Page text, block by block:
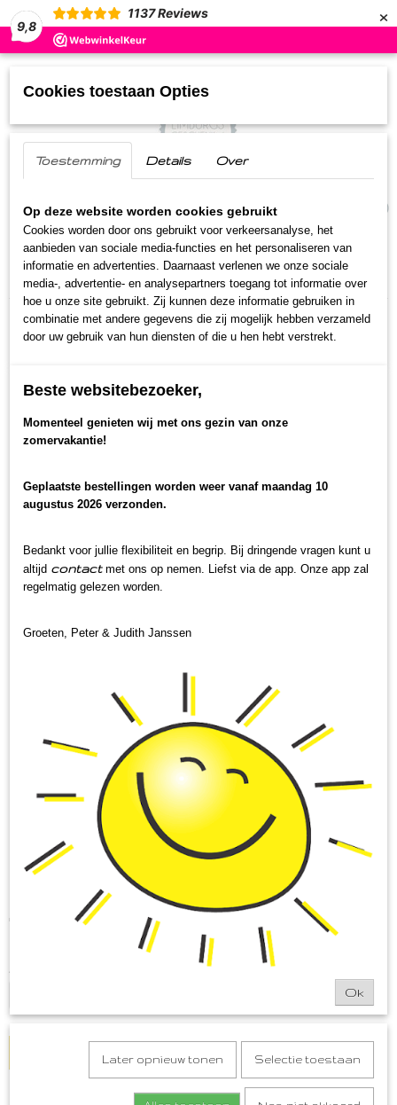
9,8
1137 Reviews ×
(0)
Home >Streekproducten Oud Hollands snoep
Roomboterwafels
Roomboterwafels
€ 2,75 (inclusief btw 9%)
- Levertijd binnen 1 a 2 werkdagen
IN WINKELWAGEN
Cookies toestaan Opties
Toestemming Details Over
Op deze website worden cookies gebruikt
Cookies worden door ons gebruikt voor verkeersanalyse, het
aanbieden van sociale media-functies en het personaliseren van
informatie en advertenties. Daarnaast verlenen we onze sociale
media-, advertentie- en analysepartners toegang tot informatie over
hoe u onze site gebruikt. Zij kunnen deze informatie gebruiken in
combinatie met andere gegevens die zij mogelijk hebben verzameld
door uw gebruik van hun diensten of die u hen hebt verstrekt.
Beste websitebezoeker,
Momenteel genieten wij met ons gezin van onze
zomervakantie!
Geplaatste bestellingen worden weer vanaf maandag 10
augustus 2026 verzonden.
Bedankt voor jullie flexibiliteit en begrip. Bij dringende vragen kunt u
altijd contactmet ons op nemen. Liefst via de app. Onze app zal
regelmatig gelezen worden.
Groeten, Peter & Judith Janssen
Ok
Later opnieuw tonen Selectie toestaan